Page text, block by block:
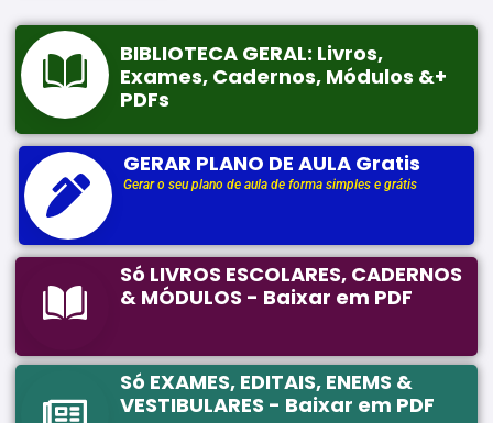
BIBLIOTECA GERAL: Livros,
Exames, Cadernos, Módulos &+
PDFs
GERAR PLANO DE AULA Gratis
Gerar o seu plano de aula de forma simples e grátis
Só LIVROS ESCOLARES, CADERNOS
& MÓDULOS - Baixar em PDF
Só EXAMES, EDITAIS, ENEMS &
VESTIBULARES - Baixar em PDF